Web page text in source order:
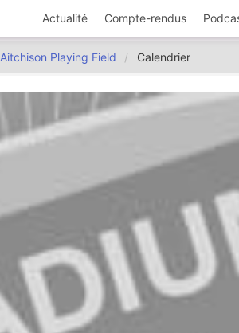
Actualité Compte-rendus
Aitchison Playing Field Calendrier